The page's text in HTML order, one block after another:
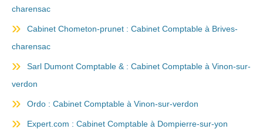
charensac
Cabinet Chometon-prunet : Cabinet Comptable à Brives-
charensac
Sarl Dumont Comptable & : Cabinet Comptable à Vinon-sur-
verdon
Ordo : Cabinet Comptable à Vinon-sur-verdon
Expert.com : Cabinet Comptable à Dompierre-sur-yon